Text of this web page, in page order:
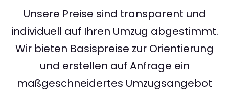
Unsere Preise sind transparent und
individuell auf Ihren Umzug abgestimmt.
Wir bieten Basispreise zur Orientierung
und erstellen auf Anfrage ein
maßgeschneidertes Umzugsangebot